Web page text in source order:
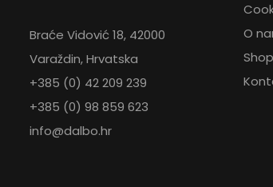
Braće Vidović 18, 42000
Varaždin, Hrvatska
+385 (0) 42 209 239
+385 (0) 98 859 623
info@dalbo.hr
O
Shop